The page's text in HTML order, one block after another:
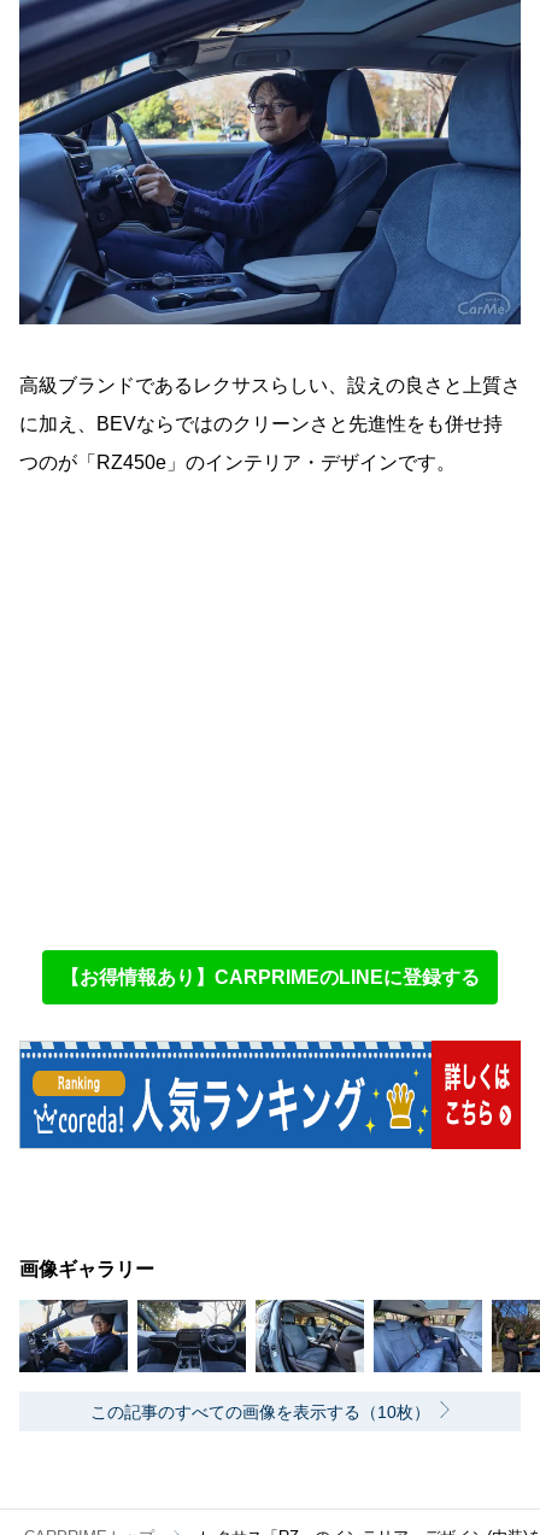
高級ブランドであるレクサスらしい、設えの良さと上質さ
に加え、BEVならではのクリーンさと先進性をも併せ持
つのが「RZ450e」のインテリア・デザインです。
【お得情報あり】CARPRIMEのLINEに登録する
画像ギャラリー
この記事のすべての画像を表示する（10枚）